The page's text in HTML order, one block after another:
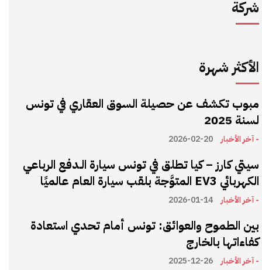
شركة
الأكثر شهرة
مبوب تكشف عن حصيلة السوق العقاري في تونس
لسنة 2025
- آخر الأخبار 2026-02-20
سيتي كارز – كيا تطلق في تونس سيارة الـدفع الرباعي
الكهربائي EV3 المتوَّجة بلقب سيارة العام عالميًا
- آخر الأخبار 2026-01-14
بين الطموح والعوائق: تونس أمام تحدي استعادة
كفاءاتها بالخارج
- آخر الأخبار 2025-12-26